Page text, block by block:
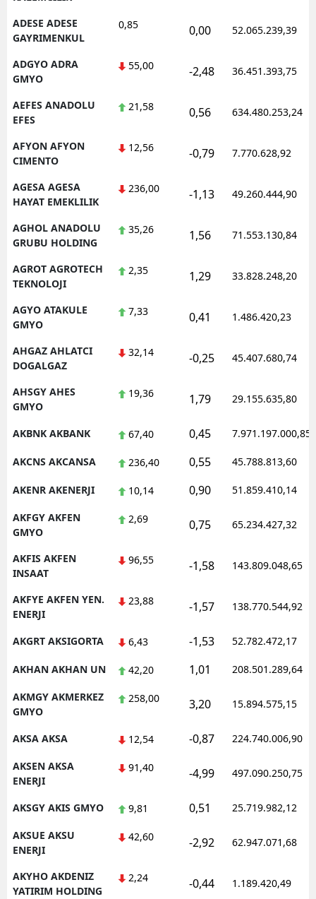
Gümüşhane
Hakkari
Mersin
Kırşehir
Kütahya
Kahramanmaraş
Nevşehir
Niğde
Ordu
Rize
Sinop
Sivas
ADESE ADESE
GAYRIMENKUL
0,85 0,00 52.065.239,39
ADGYO ADRA
GMYO
55,00 -2,48 36.451.393,75
AEFES ANADOLU
EFES
21,58 0,56 634.480.253,24
AFYON AFYON
CIMENTO
12,56 -0,79 7.770.628,92
AGESA AGESA
HAYAT EMEKLILIK
236,00 -1,13 49.260.444,90
AGHOL ANADOLU
GRUBU HOLDING
35,26 1,56 71.553.130,84
AGROT AGROTECH
TEKNOLOJI
2,35 1,29 33.828.248,20
AGYO ATAKULE
GMYO
7,33 0,41 1.486.420,23
AHGAZ AHLATCI
DOGALGAZ
32,14 -0,25 45.407.680,74
AHSGY AHES
GMYO
19,36 1,79 29.155.635,80
AKBNK AKBANK 67,40 0,45 7.971.197.000,85
AKCNS AKCANSA 236,40 0,55 45.788.813,60
AKENR AKENERJI 10,14 0,90 51.859.410,14
AKFGY AKFEN
GMYO
2,69 0,75 65.234.427,32
AKFIS AKFEN
INSAAT
96,55 -1,58 143.809.048,65
AKFYE AKFEN YEN.
ENERJI
23,88 -1,57 138.770.544,92
AKGRT AKSIGORTA 6,43 -1,53 52.782.472,17
AKHAN AKHAN UN 42,20 1,01 208.501.289,64
AKMGY AKMERKEZ
GMYO
258,00 3,20 15.894.575,15
AKSA AKSA 12,54 -0,87 224.740.006,90
AKSEN AKSA
ENERJI
91,40 -4,99 497.090.250,75
AKSGY AKIS GMYO 9,81 0,51 25.719.982,12
AKSUE AKSU
ENERJI
42,60 -2,92 62.947.071,68
AKYHO AKDENIZ
YATIRIM HOLDING
2,24 -0,44 1.189.420,49